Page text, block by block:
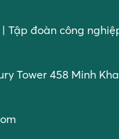
Tập đoàn công
Tower 458 Minh